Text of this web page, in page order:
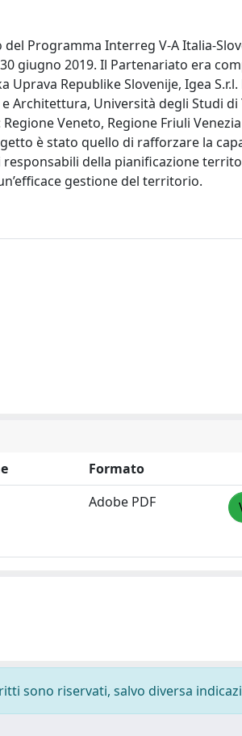
Programma Interreg V-A Italia-
giugno 2019. Il Partenariato era
Republike Slovenije, Igea
Architettura, Università degli Studi di
Veneto, Regione Friuli
è stato quello di rafforzare la
della pianificazione
gestione del territorio.
Formato
Adobe PDF
sono riservati, salvo diversa